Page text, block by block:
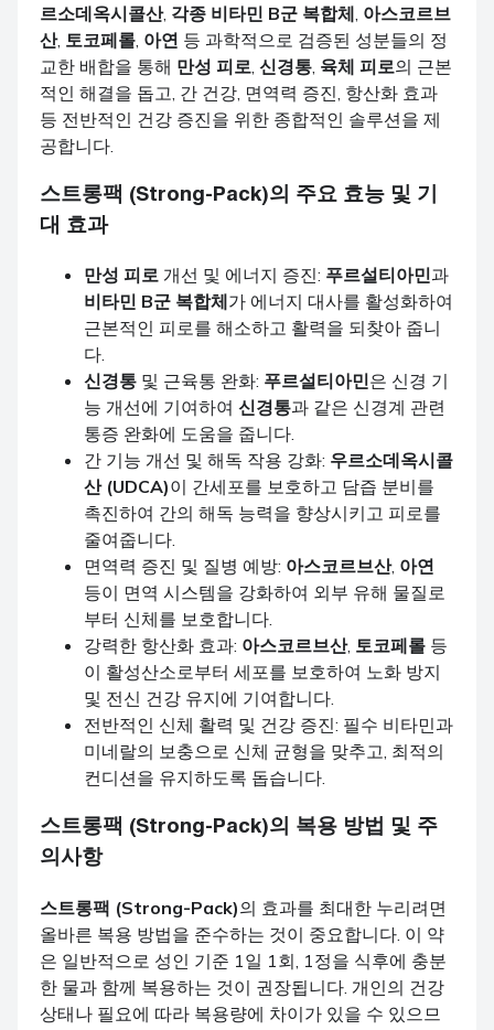
르소데옥시콜산, 각종 비타민 B군 복합체 아스코르브
산, 토코페롤 아연 등 과학적으로 검증된 성분들의 정
교한 배합을 통해 만성 피로 신경통 육체 피로의 근본
적인 해결을 돕고, 간 건강, 면역력 증진, 항산화 효과
등 전반적인 건강 증진을 위한 종합적인 솔루션을 제
공합니다.
스트롱팩 (Strong-Pack)의 주요 효능 및 기
대 효과
만성 피로 개선 및 에너지 증진: 푸르설티아민과
비타민 B군 복합체가 에너지 대사를 활성화하여
근본적인 피로를 해소하고 활력을 되찾아 줍니
다.
신경통 및 근육통 완화: 푸르설티아민은 신경 기
능 개선에 기여하여 신경통과 같은 신경계 관련
통증 완화에 도움을 줍니다.
간 기능 개선 및 해독 작용 강화: 우르소데옥시콜
산 (UDCA)이 간세포를 보호하고 담즙 분비를
촉진하여 간의 해독 능력을 향상시키고 피로를
줄여줍니다.
면역력 증진 및 질병 예방: 아스코르브산, 아연
등이 면역 시스템을 강화하여 외부 유해 물질로
부터 신체를 보호합니다.
강력한 항산화 효과: 아스코르브산, 토코페롤 등
이 활성산소로부터 세포를 보호하여 노화 방지
및 전신 건강 유지에 기여합니다.
전반적인 신체 활력 및 건강 증진: 필수 비타민과
미네랄의 보충으로 신체 균형을 맞추고, 최적의
컨디션을 유지하도록 돕습니다.
스트롱팩 (Strong-Pack)의 복용 방법 및 주
의사항
스트롱팩 (Strong-Pack)의 효과를 최대한 누리려면
올바른 복용 방법을 준수하는 것이 중요합니다. 이 약
은 일반적으로 성인 기준 1일 1회, 1정을 식후에 충분
한 물과 함께 복용하는 것이 권장됩니다. 개인의 건강
상태나 필요에 따라 복용량에 차이가 있을 수 있으므